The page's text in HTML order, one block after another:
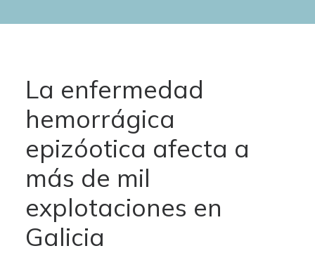
La enfermedad
hemorrágica
epizóotica afecta a
más de mil
explotaciones en
Galicia